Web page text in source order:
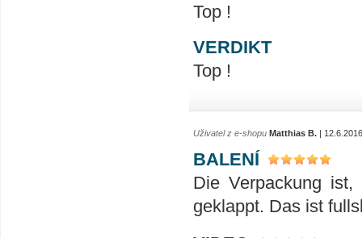
Top !
VERDIKT
Top !
Uživatel z e-shopu Matthias B. |
BALENÍ
Die Verpackung
geklappt. Das ist